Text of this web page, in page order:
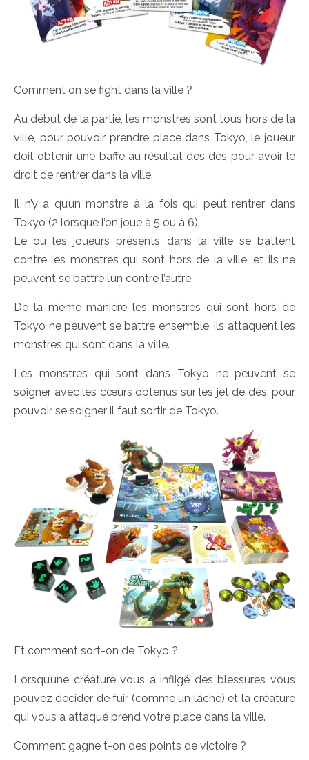
Comment on se fight dans la ville ?
Au début de la partie, les monstres sont tous hors de la
ville, pour pouvoir prendre place dans Tokyo, le joueur
doit obtenir une baffe au résultat des dés pour avoir le
droit de rentrer dans la ville.
Il n’y a qu’un monstre à la fois qui peut rentrer dans
Tokyo (2 lorsque l’on joue à 5 ou à 6).
Le ou les joueurs présents dans la ville se battent
contre les monstres qui sont hors de la ville, et ils ne
peuvent se battre l’un contre l’autre.
De la même manière les monstres qui sont hors de
Tokyo ne peuvent se battre ensemble, ils attaquent les
monstres qui sont dans la ville.
Les monstres qui sont dans Tokyo ne peuvent se
soigner avec les cœurs obtenus sur les jet de dés. pour
pouvoir se soigner il faut sortir de Tokyo.
Et comment sort-on de Tokyo ?
Lorsqu’une créature vous a infligé des blessures vous
pouvez décider de fuir (comme un lâche) et la créature
qui vous a attaqué prend votre place dans la ville.
Comment gagne t-on des points de victoire ?